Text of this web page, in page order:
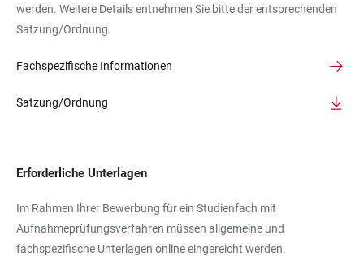
werden. Weitere Details entnehmen Sie bitte der entsprechenden
Satzung/Ordnung.
Fachspezifische Informationen
Satzung/Ordnung
Erforderliche Unterlagen
Im Rahmen Ihrer Bewerbung für ein Studienfach mit
Aufnahmeprüfungsverfahren müssen allgemeine und
fachspezifische Unterlagen online eingereicht werden.